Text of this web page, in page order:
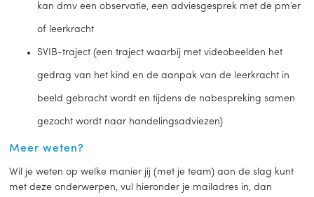
kan dmv een observatie, een adviesgesprek met de pm’er
of leerkracht
SVIB-traject (een traject waarbij met videobeelden het
gedrag van het kind en de aanpak van de leerkracht in
beeld gebracht wordt en tijdens de nabespreking samen
gezocht wordt naar handelingsadviezen)
Meer weten?
Wil je weten op welke manier jij (met je team) aan de slag kunt
met deze onderwerpen, vul hieronder je mailadres in, dan